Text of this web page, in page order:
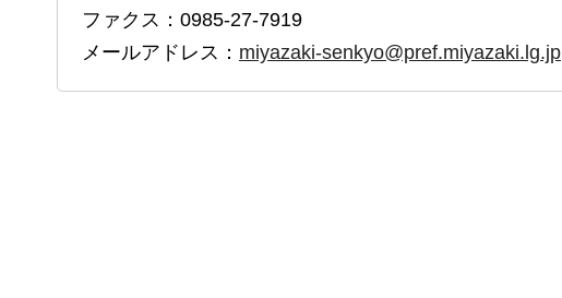
ファクス：0985-27-7919
メールアドレス： miyazaki-senkyo@pref.miyazaki.lg.jp